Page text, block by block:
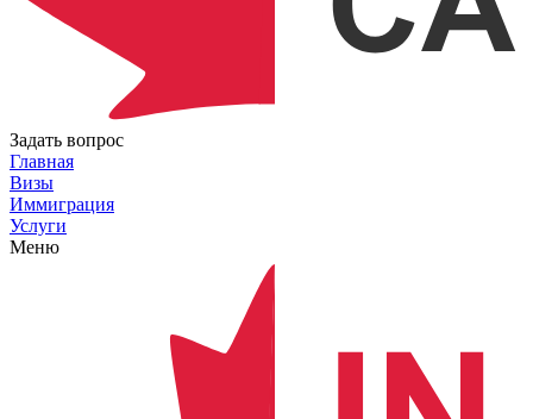
Задать вопрос
Главная
Визы
Иммиграция
Услуги
Меню